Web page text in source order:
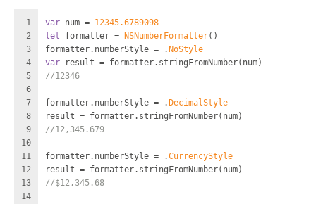
1
2
3
4
5
6
7
8
9
10
11
12
13
14
var num = 12345.6789098
let formatter = NSNumberFormatter()
formatter.numberStyle = . NoStyle
var result = formatter.stringFromNumber(num)
//12346
formatter.numberStyle = . DecimalStyle
result = formatter.stringFromNumber(num)
//12,345.679
formatter.numberStyle = .CurrencyStyle
result = formatter.stringFromNumber(num)
//$12,345.68